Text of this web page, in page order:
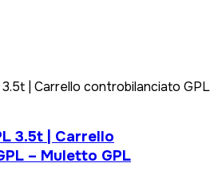
3.5t | Carrello
– Muletto GPL